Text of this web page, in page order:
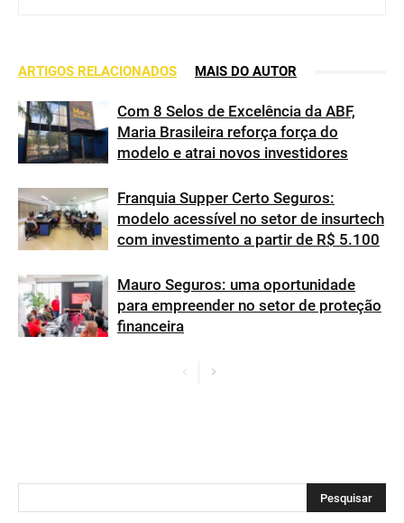
ARTIGOS RELACIONADOS MAIS DO AUTOR
Com 8 Selos de Excelência da ABF,
Maria Brasileira reforça força do
modelo e atrai novos investidores
Franquia Supper Certo Seguros:
modelo acessível no setor de insurtech
com investimento a partir de R$ 5.100
Mauro Seguros: uma oportunidade
para empreender no setor de proteção
financeira